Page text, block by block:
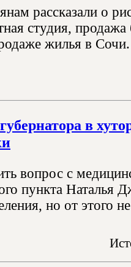
рассказали о
студия,
жилья в
в
вопрос с
пункта Наталья
но от этого